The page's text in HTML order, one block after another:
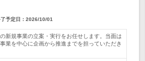
予定日： 2026/10/01
新規事業の立案・実行をお任せします。当面は
業を中心に企画から推進までを担っていただき